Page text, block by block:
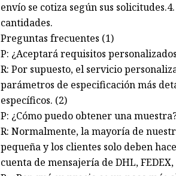
envío se cotiza según sus
cantidades.
Preguntas frecuentes (1)
P: ¿Aceptará requisitos
R: Por supuesto, el servicio
parámetros de especificación más
específicos. (2)
P: ¿Cómo puedo obtener una
R: Normalmente, la mayoría de
pequeña y los clientes solo deben
cuenta de mensajería de DHL,